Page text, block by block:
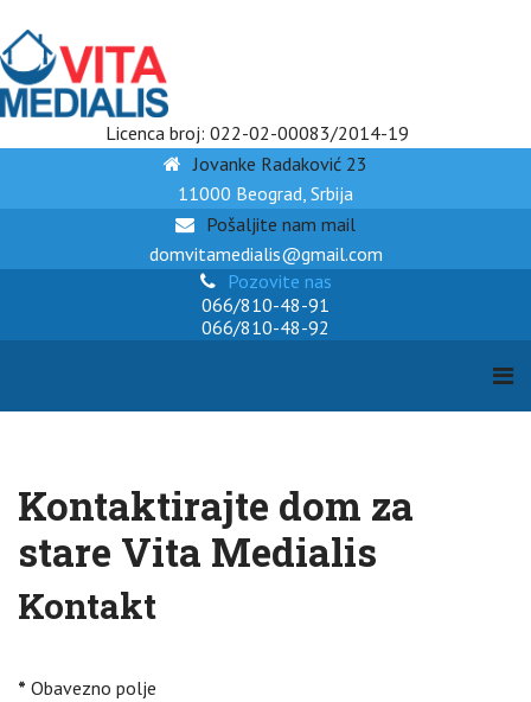
Licenca broj: 022-02-00083/2014-19
Jovanke Radaković 23
11000 Beograd, Srbija
Pošaljite nam mail
domvitamedialis@gmail.com
Pozovite nas
066/810-48-91
066/810-48-92
Kontaktirajte dom za
stare Vita Medialis
Kontakt
* Obavezno polje